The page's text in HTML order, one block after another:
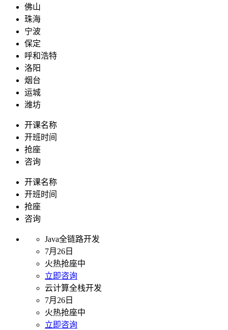
佛山
珠海
宁波
保定
呼和浩特
洛阳
烟台
运城
潍坊
开课名称
开班时间
抢座
咨询
开课名称
开班时间
抢座
咨询
Java全链路开发
7月26日
火热抢座中
立即咨询
云计算全栈开发
7月26日
火热抢座中
立即咨询